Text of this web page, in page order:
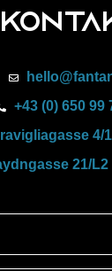
+43 (0) 650 99
4/
21/L2